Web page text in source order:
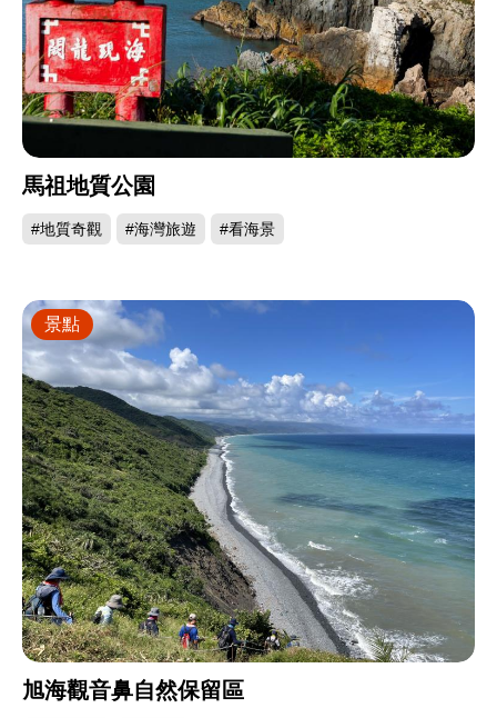
馬祖地質公園
#地質奇觀 #海灣旅遊 #看海景
旭海觀音鼻自然保留區
景點